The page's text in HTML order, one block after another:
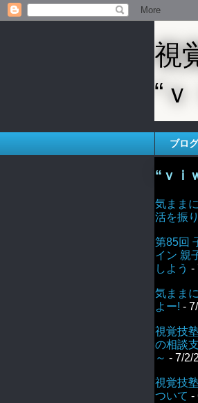
視
“
ブログ
“ｖｉ
気まま
活を振
第85回
イン 親
しよう -
気まま
よー! -
視覚技
の相談
～ - 7/2/
視覚技
ついて -